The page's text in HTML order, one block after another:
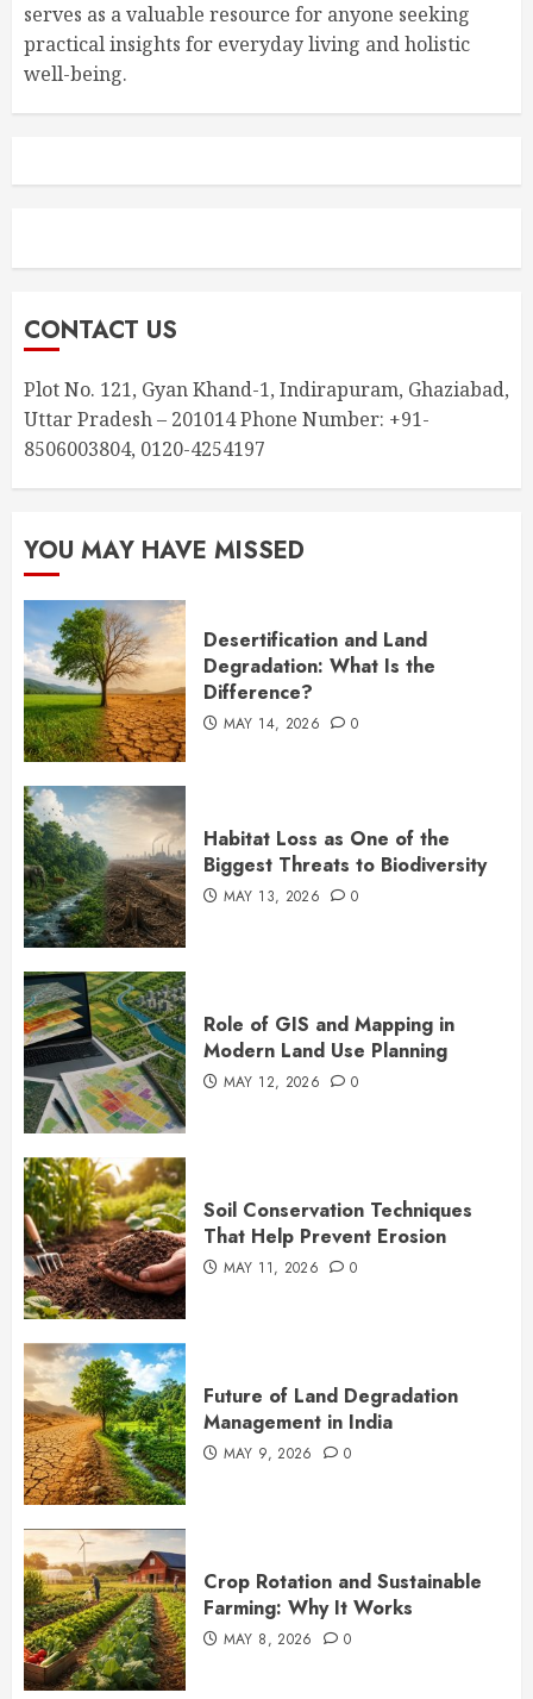
serves as a valuable resource for anyone seeking
practical insights for everyday living and holistic
well-being.
CONTACT US
Plot No. 121, Gyan Khand-1, Indirapuram, Ghaziabad,
Uttar Pradesh – 201014 Phone Number: +91-
8506003804, 0120-4254197
YOU MAY HAVE MISSED
Desertification and Land
Degradation: What Is the
Difference?
MAY 14, 2026 0
Habitat Loss as One of the
Biggest Threats to Biodiversity
MAY 13, 2026 0
Role of GIS and Mapping in
Modern Land Use Planning
MAY 12, 2026 0
Soil Conservation Techniques
That Help Prevent Erosion
MAY 11, 2026 0
Future of Land Degradation
Management in India
MAY 9, 2026 0
Crop Rotation and Sustainable
Farming: Why It Works
MAY 8, 2026 0